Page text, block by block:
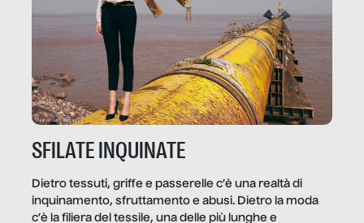
SFILATE INQUINATE
Dietro tessuti, griffe e passerelle c’è una realtà di
inquinamento, sfruttamento e abusi. Dietro la moda
c’è la filiera del tessile, una delle più lunghe e